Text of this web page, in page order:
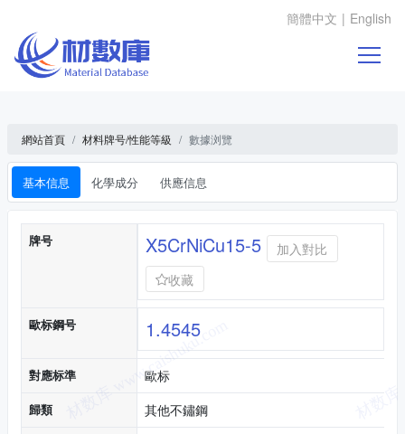
簡體中文 | English
網站首頁 材料牌号/性能等級 數據浏覽
基本信息 化學成分 供應信息
基本信息
牌号 X5CrNiCu15-5
加入對比
收藏
歐标鋼号 1.4545
對應标準 歐标
歸類 其他不鏽鋼